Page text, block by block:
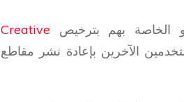
الخاصة بهم بترخيص Creative
الآخرين بإعادة نشر مقاطع